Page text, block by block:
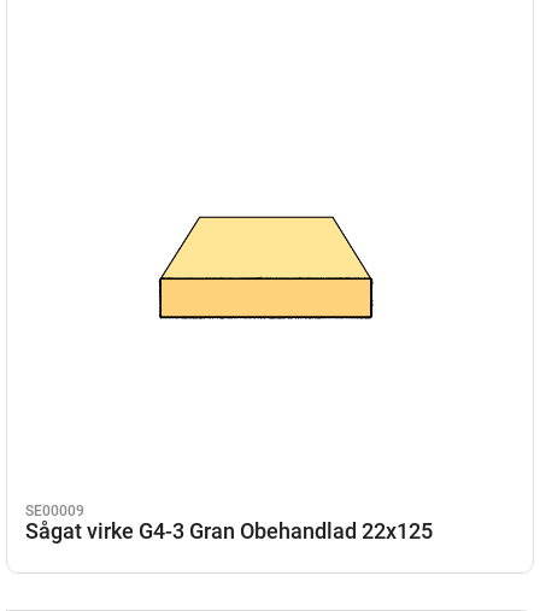
SE00009
Sågat virke G4-3 Gran Obehandlad 22x125